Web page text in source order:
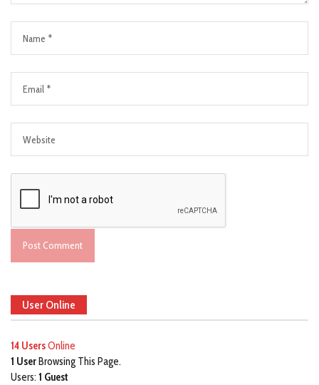
User Online
14 UsersOnline
1 UserBrowsing This Page.
Users: 1 Guest